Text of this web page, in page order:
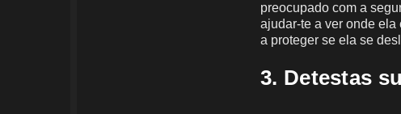
preocupado com a
ajudar-te a ver onde ela
a proteger se ela se
3. Detestas